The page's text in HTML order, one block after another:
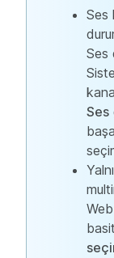
Ses
Ses
Ses